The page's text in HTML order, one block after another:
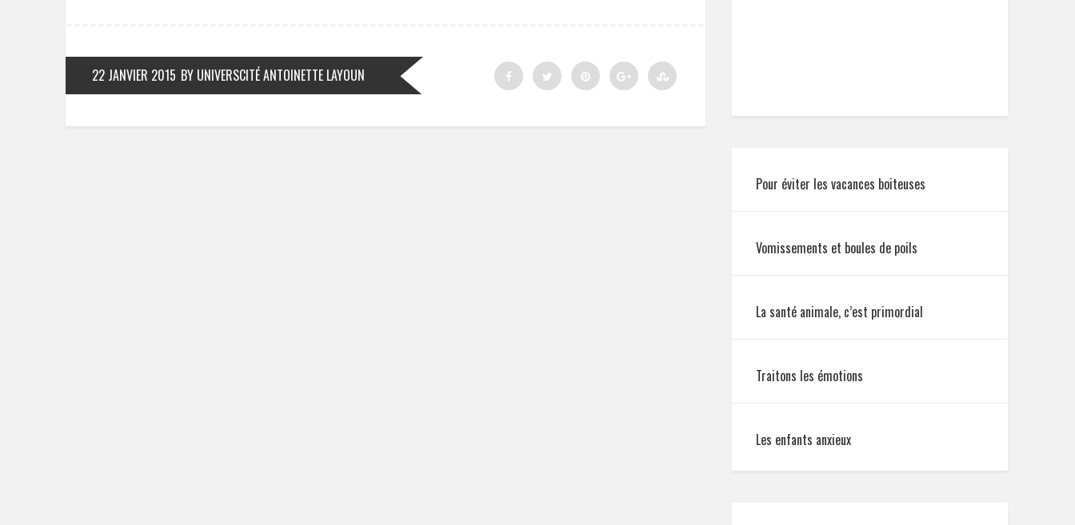
22 JANVIER 2015 BY UNIVERSCITÉ ANTOINETTE LAYOUN
Pour éviter les vacances boiteuses
Vomissements et boules de poils
La santé animale, c’est primordial
Traitons les émotions
Les enfants anxieux